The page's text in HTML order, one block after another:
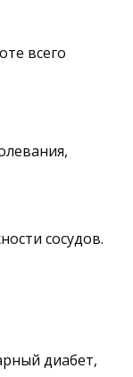
всего
сосудов.
диабет,